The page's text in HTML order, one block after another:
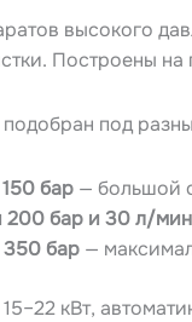
высокого
Построены на
под
бар — большой
бар и 30 л/
бар —
кВт,